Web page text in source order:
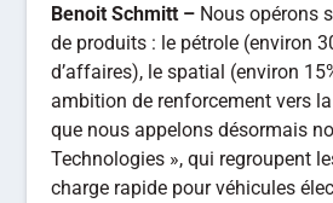
Benoit Schmitt – Nous opérons
de produits : le pétrole (environ
d’affaires), le spatial (environ
ambition de renforcement vers
que nous appelons désormais
Technologies », qui regroupent
charge rapide pour véhicules